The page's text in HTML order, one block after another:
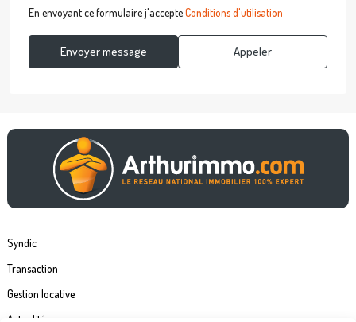
En envoyant ce formulaire j'accepteConditions d'utilisation
Envoyer message Appeler
Syndic
Transaction
Gestion locative